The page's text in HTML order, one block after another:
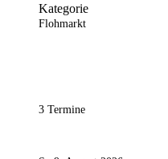
Kategorie
Flohmarkt
3 Termine